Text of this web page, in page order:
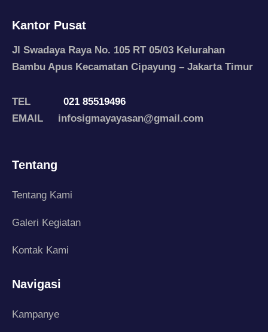
Kantor Pusat
Jl Swadaya Raya No. 105 RT 05/03 Kelurahan
Bambu Apus Kecamatan Cipayung – Jakarta Timur
TEL
021 85519496
EMAIL infosigmayayasan@gmail.com
Tentang
Tentang Kami
Galeri Kegiatan
Kontak Kami
Navigasi
Kampanye